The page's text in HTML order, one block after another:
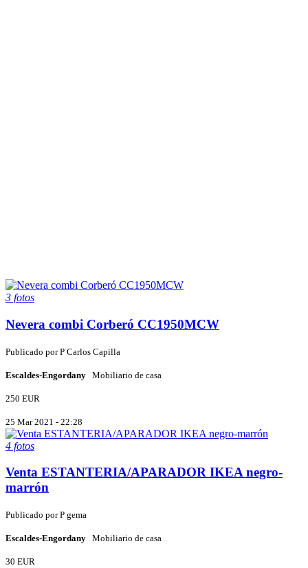
3 fotos
Nevera combi Corberó CC1950MCW
Publicado porP Carlos Capilla
Escaldes-Engordany Mobiliario de casa
250 EUR
25 Mar 2021 - 22:28
4 fotos
Venta ESTANTERIA/APARADOR IKEA negro-
marrón
Publicado porP gema
Escaldes-Engordany Mobiliario de casa
30 EUR